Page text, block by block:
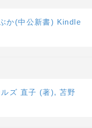
か(中公新書) Kindle
ズ 直子 (著), 苫野